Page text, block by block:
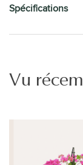
Spécifications
Vu